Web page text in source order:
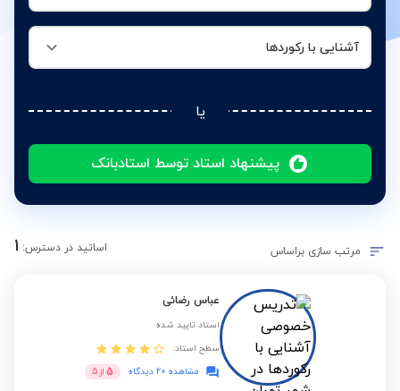
آشنایی با رکوردها
یا
پیشنهاد استاد توسط استادبانک
مرتب سازی براساس اساتید در دسترس: 1
عباس رضائی
استاد تایید شده
سطح استاد:
مشاهده 20 دیدگاه
5 از 5